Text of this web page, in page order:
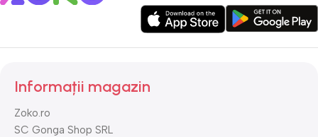
Informații magazin
Zoko.ro
SC Gonga Shop SRL